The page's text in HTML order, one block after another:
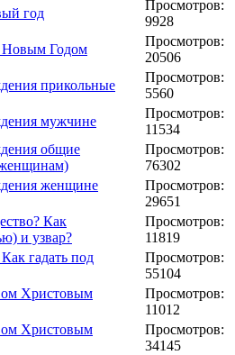
год
Просмотров:
9928
Новым Годом
Просмотров:
20506
прикольные
Просмотров:
5560
мужчине
Просмотров:
11534
общие
Просмотров:
76302
женщине
Просмотров:
29651
Как
и узвар?
Просмотров:
11819
гадать под
Просмотров:
55104
Христовым
Просмотров:
11012
Христовым
Просмотров:
34145